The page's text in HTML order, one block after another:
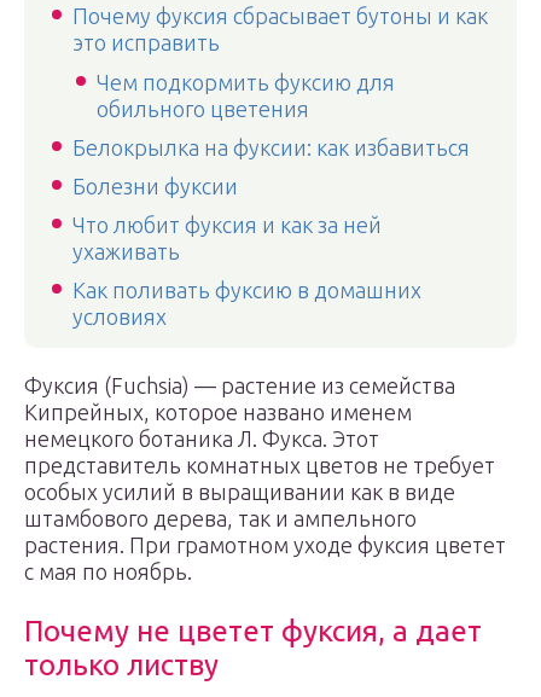
Почему фуксия сбрасывает бутоны и как
это исправить
Чем подкормить фуксию для
обильного цветения
Белокрылка на фуксии: как избавиться
Болезни фуксии
Что любит фуксия и как за ней
ухаживать
Как поливать фуксию в домашних
условиях
Фуксия (Fuchsia) — растение из семейства
Кипрейных, которое названо именем
немецкого ботаника Л. Фукса. Этот
представитель комнатных цветов не требует
особых усилий в выращивании как в виде
штамбового дерева, так и ампельного
растения. При грамотном уходе фуксия цветет
с мая по ноябрь.
Почему не цветет фуксия, а дает
только листву